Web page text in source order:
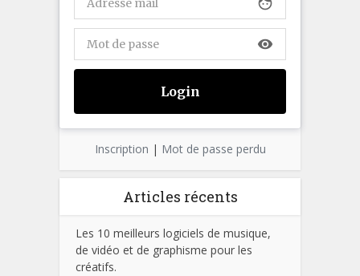
visibility
Inscription | Mot de passe perdu
Articles récents
Les 10 meilleurs logiciels de musique,
de vidéo et de graphisme pour les
créatifs.